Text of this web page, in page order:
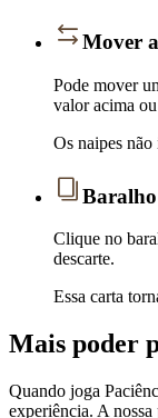
Mover
Pode mover
valor acima
Os naipes
Baralho
Clique no
descarte.
Essa carta
Mais poder
Quando joga
experiência. A